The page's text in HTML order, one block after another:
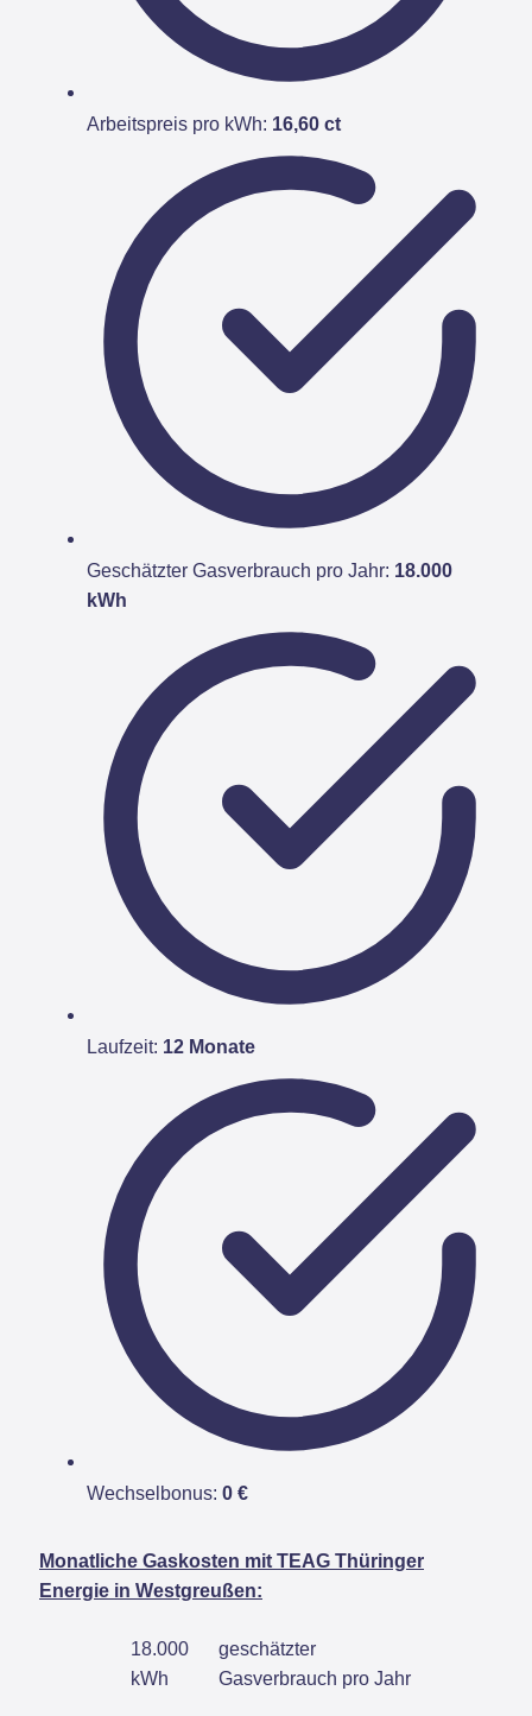
Arbeitspreis pro kWh: 16,60 ct
Geschätzter Gasverbrauch pro Jahr: 18.000
kWh
Laufzeit: 12 Monate
Wechselbonus: 0 €
Monatliche Gaskosten mit TEAG Thüringer
Energie in Westgreußen:
18.000
kWh
geschätzter
Gasverbrauch pro Jahr